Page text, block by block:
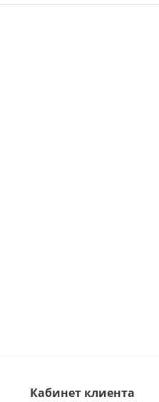
Кабинет клиента